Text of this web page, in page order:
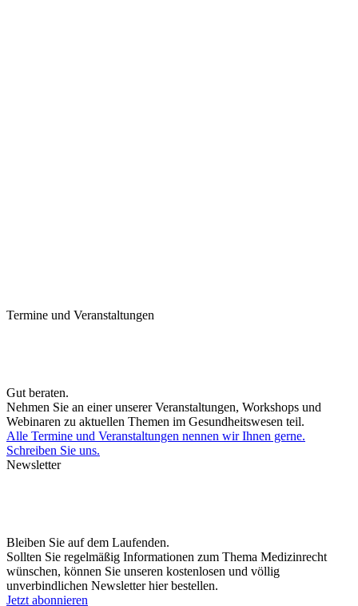
Termine und Veranstaltungen
Gut beraten.
Nehmen Sie an einer unserer Veranstaltungen, Workshops und
Webinaren zu aktuellen Themen im Gesundheitswesen teil.
Alle Termine und Veranstaltungen nennen wir Ihnen gerne.
Schreiben Sie uns.
Newsletter
Bleiben Sie auf dem Laufenden.
Sollten Sie regelmäßig Informationen zum Thema Medizinrecht
wünschen, können Sie unseren kostenlosen und völlig
unverbindlichen Newsletter hier bestellen.
Jetzt abonnieren